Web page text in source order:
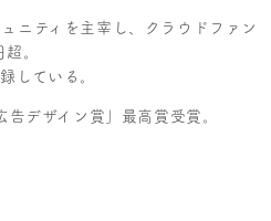
ニティを主宰し、クラウドファン
。
している。
デザイン賞」最高賞受賞。